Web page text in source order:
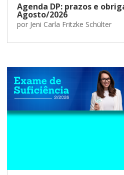
Agenda DP: prazos e
Agosto/2026
por Jeni Carla Fritzke Schülter